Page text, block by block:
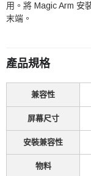
用。將 Magic Arm 安
末端。
產品規格
兼容性
屏幕尺寸
安裝兼容性
物料